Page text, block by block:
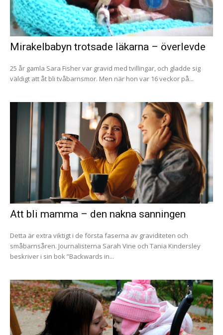
Mirakelbabyn trotsade läkarna – överlevde
25 år gamla Sara Fisher var gravid med tvillingar, och gladde sig
väldigt att åt bli tvåbarnsmor. Men när hon var 16 veckor på...
Att bli mamma – den nakna sanningen
Detta är extra viktigt i de första faserna av graviditeten och
småbarnsåren. Journalisterna Sarah Vine och Tania Kindersley
beskriver i sin bok ”Backwards in...